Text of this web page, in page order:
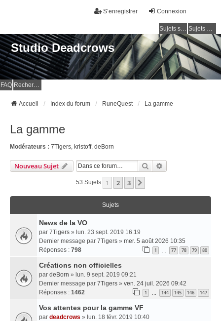
Connexion
S’enregistrer
Sujets sans réponse Sujets actifs
Studio Deadcrows
FAQ Rechercher
Accueil Index du forum RuneQuest La gamme
La gamme
Modérateurs : 7Tigers, kristoff, deBorn
Nouveau Sujet Rechercher
53 Sujets 1 2 3
Sujets
News de la VO
par 7Tigers » lun. 23 sept. 2019 16:19
Dernier message par 7Tigers » mer. 5 août 2026 10:35
Réponses : 798 1 77 78 79 80
Créations non officielles
par deBorn » lun. 9 sept. 2019 09:21
Dernier message par 7Tigers » ven. 24 juil. 2026 09:42
Réponses : 1462 1 144 145 146 147
Vos attentes pour la gamme VF
par deadcrows » lun. 18 févr. 2019 10:40